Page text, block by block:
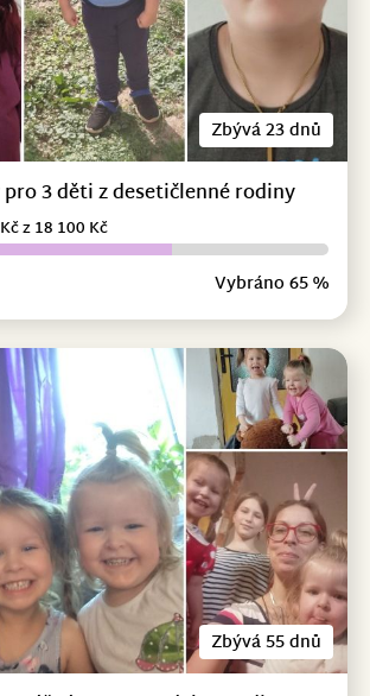
Zbývá 23 dnů
3 děti z desetičlenné rodiny
Vybráno 65 %
z 18 100 Kč
Zbývá 55 dnů